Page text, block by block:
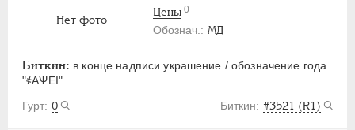
Нет фото
МД
Биткин: в конце надписи украшение / обозначение года
"҂АѰЕI"
0
#3521 (R1)
Цены 0